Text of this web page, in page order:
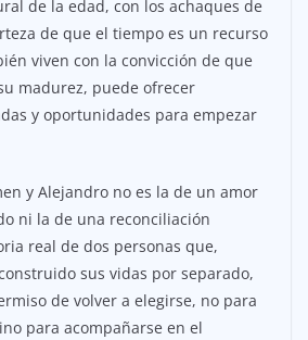
de la edad, con los achaques de
de que el tiempo es un recurso
viven con la convicción de que
madurez, puede ofrecer
y oportunidades para empezar
y Alejandro no es la de un amor
ni la de una reconciliación
real de dos personas que,
sus vidas por separado,
de volver a elegirse, no para
para acompañarse en el